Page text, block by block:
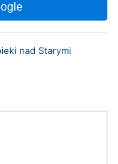
nad Starymi